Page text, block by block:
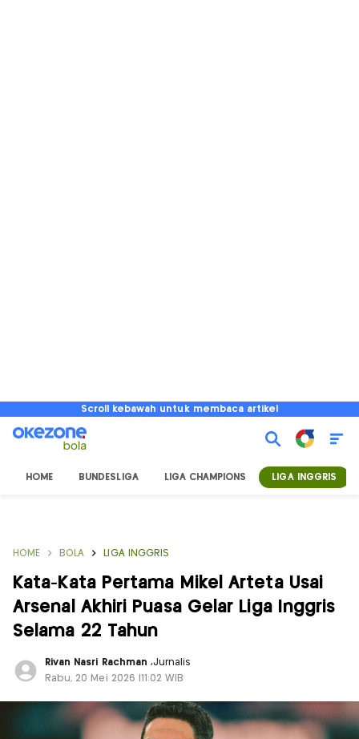
Scroll kebawah untuk membaca artikel
HOME BUNDESLIGA LIGA CHAMPIONS LIGA INGGRIS
HOME BOLA LIGA INGGRIS
Kata-Kata Pertama Mikel Arteta Usai
Arsenal Akhiri Puasa Gelar Liga Inggris
Selama 22 Tahun
Rivan Nasri Rachman ,Jurnalis
Rabu, 20 Mei 2026 |11:02 WIB